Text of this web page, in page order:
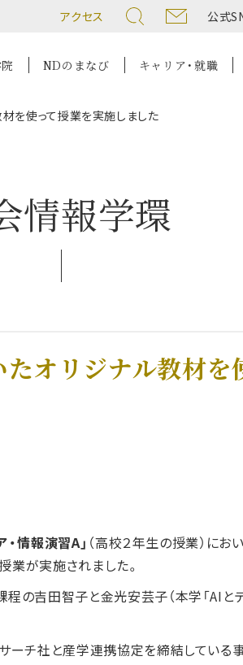
アクセス 公式
NDのまなび キャリア・就職
を使って授業を実施しました
情報学環
オリジナル教材を
・情報演習A」 （高校２年生の授業）にお
が実施されました。
の吉田智子と金光安芸子（本学「AIと
ーチ社と産学連携協定を締結してい